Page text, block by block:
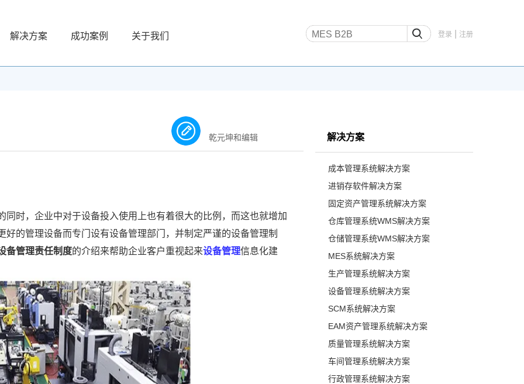
解决方案 成功案例 关于我们 登录 注册
乾元坤和编辑
时，企业中对于设备投入使用上也有着很大的比例，而这也就增加
的管理设备而专门设有设备管理部门，并制定严谨的设备管理制
备管理责任制度的介绍来帮助企业客户重视起来设备管理信息化建
解决方案
成本管理系统解决方案
进销存软件解决方案
固定资产管理系统解决方案
仓库管理系统WMS解决方案
仓储管理系统WMS解决方案
MES系统解决方案
生产管理系统解决方案
设备管理系统解决方案
SCM系统解决方案
EAM资产管理系统解决方案
质量管理系统解决方案
车间管理系统解决方案
行政管理系统解决方案